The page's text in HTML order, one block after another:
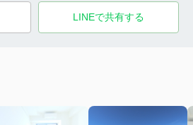
LINEで共有する